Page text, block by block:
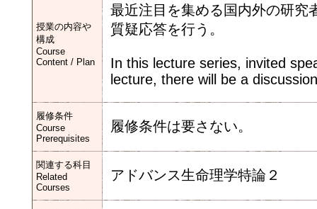
授業の内容や
構成
Course
Content / Plan
最近注目を集める国内外の研究
質疑応答を行う。
In this lecture series, invited
lecture, there will be a
履修条件
Course
Prerequisites
履修条件は要さない。
関連する科目
Related
Courses
アドバンス生命理学特論２